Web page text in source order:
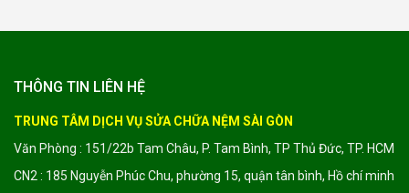
THÔNG TIN LIÊN HỆ
TRUNG TÂM DỊCH VỤ SỬA CHỮA NỆM SÀI GÒN
Văn Phòng : 151/22b Tam Châu, P. Tam Bình, TP Thủ Đức, TP. HCM
CN2 : 185 Nguyễn Phúc Chu, phường 15, quận tân bình, Hồ chí minh